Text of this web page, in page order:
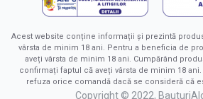
Acest website conține informații și prezintă
vârsta de minim 18 ani. Pentru a beneficia de
aveți vârsta de minim 18 ani. Cumpărând
confirmați faptul că aveți vârsta de minim 18
refuza orice comandă dacă se consideră că
Copyright © 2022,